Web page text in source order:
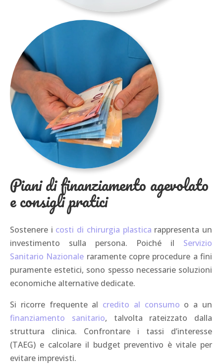
Piani di finanziamento agevolato
e consigli pratici
Sostenere i costi di chirurgia plastica rappresenta un
investimento sulla persona. Poiché il Servizio
Sanitario Nazionale raramente copre procedure a fini
puramente estetici, sono spesso necessarie soluzioni
economiche alternative dedicate.
Si ricorre frequente al credito al consumo o a un
finanziamento sanitario, talvolta rateizzato dalla
struttura clinica. Confrontare i tassi d’interesse
(TAEG) e calcolare il budget preventivo è vitale per
evitare imprevisti.